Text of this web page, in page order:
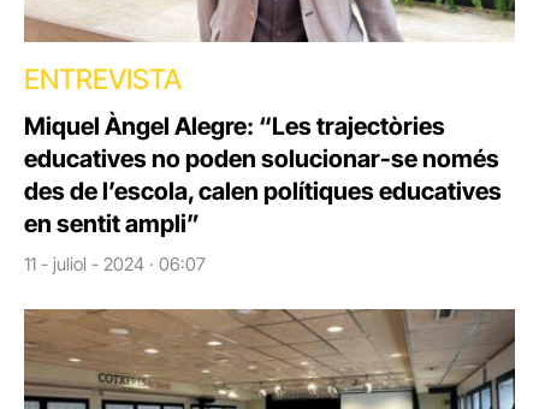
ENTREVISTA
Miquel Àngel Alegre: “Les trajectòries
educatives no poden solucionar-se només
des de l’escola, calen polítiques educatives
en sentit ampli”
11 - juliol - 2024 · 06:07